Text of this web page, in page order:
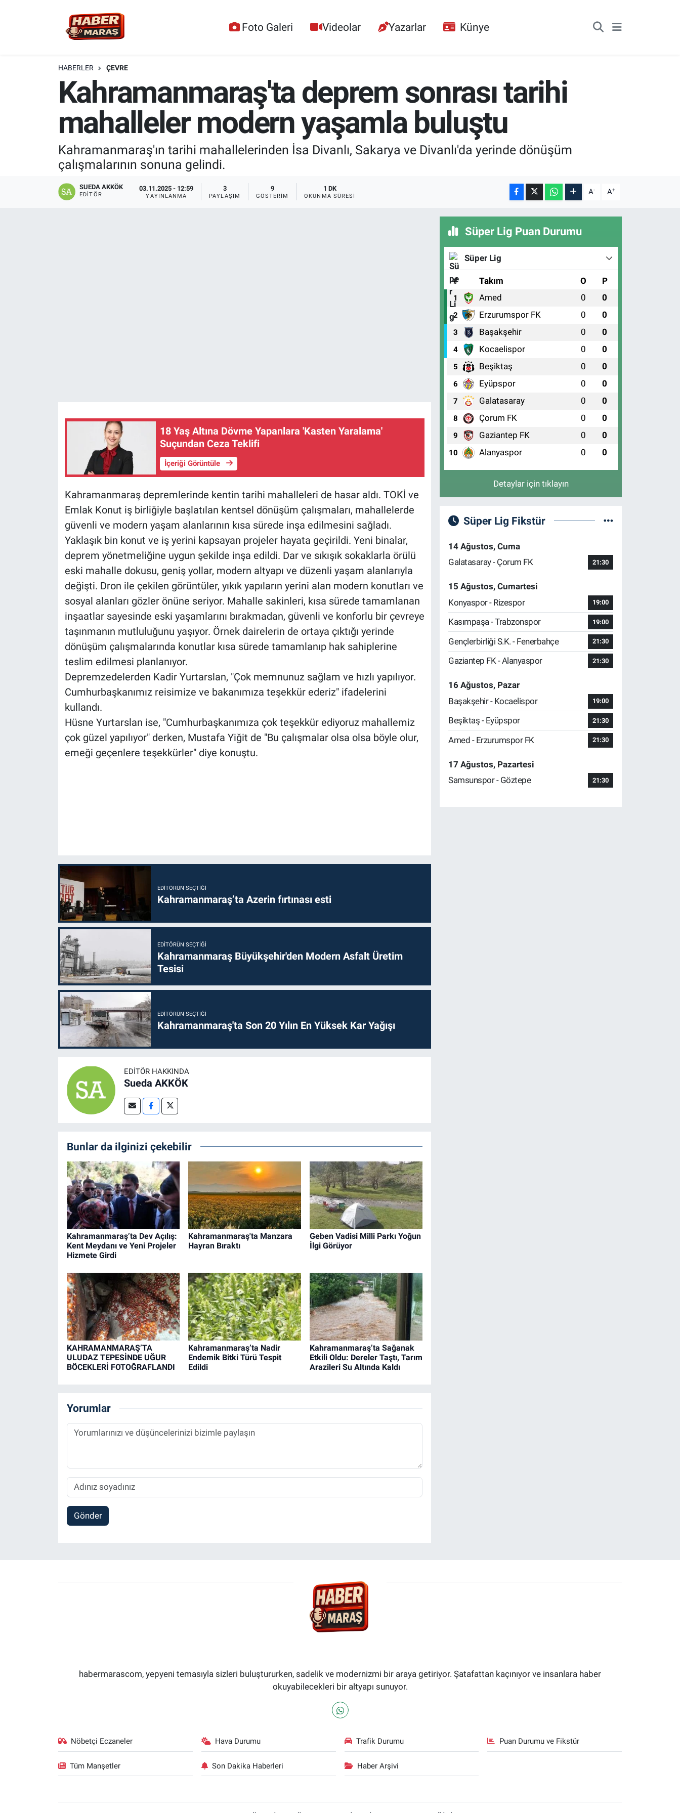
Foto Galeri Videolar Yazarlar Künye
HABERLER ÇEVRE
Kahramanmaraş'ta deprem sonrası tarihi
mahalleler modern yaşamla buluştu
Kahramanmaraş'ın tarihi mahallelerinden İsa Divanlı, Sakarya ve Divanlı'da yerinde dönüşüm
çalışmalarının sonuna gelindi.
SUEDA AKKÖK
EDITÖR
03.11.2025 - 12:59
YAYINLANMA
3
PAYLAŞIM
9
GÖSTERIM
1 DK
OKUNMA SÜRESI A- A+
18 Yaş Altına Dövme Yapanlara 'Kasten Yaralama'
Suçundan Ceza Teklifi
İçeriği Görüntüle
Kahramanmaraş depremlerinde kentin tarihi mahalleleri de hasar aldı. TOKİ ve
Emlak Konut iş birliğiyle başlatılan kentsel dönüşüm çalışmaları, mahallelerde
güvenli ve modern yaşam alanlarının kısa sürede inşa edilmesini sağladı.
Yaklaşık bin konut ve iş yerini kapsayan projeler hayata geçirildi. Yeni binalar,
deprem yönetmeliğine uygun şekilde inşa edildi. Dar ve sıkışık sokaklarla örülü
eski mahalle dokusu, geniş yollar, modern altyapı ve düzenli yaşam alanlarıyla
değişti. Dron ile çekilen görüntüler, yıkık yapıların yerini alan modern konutları ve
sosyal alanları gözler önüne seriyor. Mahalle sakinleri, kısa sürede tamamlanan
inşaatlar sayesinde eski yaşamlarını bırakmadan, güvenli ve konforlu bir çevreye
taşınmanın mutluluğunu yaşıyor. Örnek dairelerin de ortaya çıktığı yerinde
dönüşüm çalışmalarında konutlar kısa sürede tamamlanıp hak sahiplerine
teslim edilmesi planlanıyor.
Depremzedelerden Kadir Yurtarslan, "Çok memnunuz sağlam ve hızlı yapılıyor.
Cumhurbaşkanımız reisimize ve bakanımıza teşekkür ederiz" ifadelerini
kullandı.
Hüsne Yurtarslan ise, "Cumhurbaşkanımıza çok teşekkür ediyoruz mahallemiz
çok güzel yapılıyor" derken, Mustafa Yiğit de "Bu çalışmalar olsa olsa böyle olur,
emeği geçenlere teşekkürler" diye konuştu.
EDITÖRÜN SEÇTIĞI
Kahramanmaraş’ta Azerin fırtınası esti
EDITÖRÜN SEÇTIĞI
Kahramanmaraş Büyükşehir'den Modern Asfalt Üretim
Tesisi
EDITÖRÜN SEÇTIĞI
Kahramanmaraş'ta Son 20 Yılın En Yüksek Kar Yağışı
EDITÖR HAKKINDA
Sueda AKKÖK
Bunlar da ilginizi çekebilir
Kahramanmaraş’ta Dev Açılış:
Kent Meydanı ve Yeni Projeler
Hizmete Girdi
Kahramanmaraş'ta Manzara
Hayran Bıraktı
Geben Vadisi Milli Parkı Yoğun
İlgi Görüyor
KAHRAMANMARAŞ’TA
ULUDAZ TEPESİNDE UĞUR
BÖCEKLERİ FOTOĞRAFLANDI
Kahramanmaraş’ta Nadir
Endemik Bitki Türü Tespit
Edildi
Kahramanmaraş’ta Sağanak
Etkili Oldu: Dereler Taştı, Tarım
Arazileri Su Altında Kaldı
Yorumlar
Gönder
Süper Lig Puan Durumu
Süper Lig
# Takım O P
1 Amed 0 0
2 Erzurumspor FK 0 0
3 Başakşehir 0 0
4 Kocaelispor 0 0
5 Beşiktaş 0 0
6 Eyüpspor 0 0
7 Galatasaray 0 0
8 Çorum FK 0 0
9 Gaziantep FK 0 0
10 Alanyaspor 0 0
Detaylar için tıklayın
Süper Lig Fikstür
14 Ağustos, Cuma
Galatasaray - Çorum FK
21:30
15 Ağustos, Cumartesi
Konyaspor - Rizespor
19:00
Kasımpaşa - Trabzonspor 19:00
Gençlerbirliği S.K. - Fenerbahçe 21:30
Gaziantep FK - Alanyaspor 21:30
16 Ağustos, Pazar
Başakşehir - Kocaelispor
19:00
Beşiktaş - Eyüpspor 21:30
Amed - Erzurumspor FK 21:30
17 Ağustos, Pazartesi
Samsunspor - Göztepe
21:30
habermarascom, yepyeni temasıyla sizleri buluştururken, sadelik ve modernizmi bir araya getiriyor. Şatafattan kaçınıyor ve insanlara haber
okuyabilecekleri bir altyapı sunuyor.
Nöbetçi Eczaneler Hava Durumu Trafik Durumu Puan Durumu ve Fikstür
Tüm Manşetler Son Dakika Haberleri Haber Arşivi
YEREL YÖNETİM
GÜNCEL
BİLİM VE TEKNOLOJİ
KADIN AİLE
EKONOMİ
Nöbetçi Eczaneler
Hava Durumu
Trafik Durumu
Süper Lig Puan Durumu ve Fikstür
Son Dakika Haberleri
Haber Arşivi